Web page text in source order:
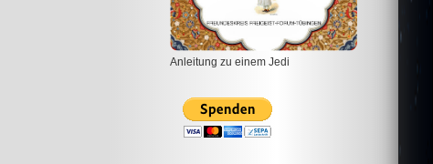
Anleitung zu einem Jedi